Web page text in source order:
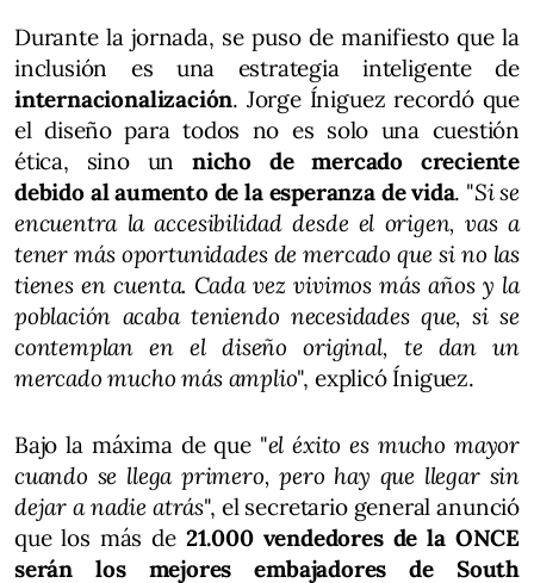
Durante la jornada, se puso de manifiesto que la
inclusión es una estrategia inteligente de
internacionalización. Jorge Íniguez recordó que
el diseño para todos no es solo una cuestión
ética, sino unnicho de mercado creciente
debido al aumento de la esperanza de vida. "Si se
encuentra la accesibilidad desde el origen, vas a
tener más oportunidades de mercado que si no las
tienes en cuenta. Cada vez vivimos más años y la
población acaba teniendo necesidades que, si se
contemplan en el diseño original, te dan un
mercado mucho más amplio", explicó Íniguez.
Bajo la máxima de que "el éxito es mucho mayor
cuando se llega primero, pero hay que llegar sin
dejar a nadie atrás", el secretario general anunció
que los más de 21.000 vendedores de la ONCE
serán los mejores embajadores de South